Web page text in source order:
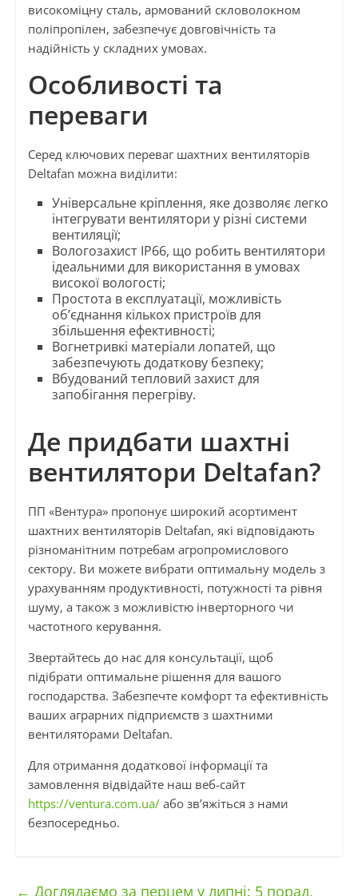
високоміцну сталь, армований скловолокном
поліпропілен, забезпечує довговічність та
надійність у складних умовах.
Особливості та
переваги
Серед ключових переваг шахтних вентиляторів
Deltafan можна виділити:
Універсальне кріплення, яке дозволяє легко
інтегрувати вентилятори у різні системи
вентиляції;
Вологозахист IP66, що робить вентилятори
ідеальними для використання в умовах
високої вологості;
Простота в експлуатації, можливість
об’єднання кількох пристроїв для
збільшення ефективності;
Вогнетривкі матеріали лопатей, що
забезпечують додаткову безпеку;
Вбудований тепловий захист для
запобігання перегріву.
Де придбати шахтні
вентилятори Deltafan?
ПП «Вентура» пропонує широкий асортимент
шахтних вентиляторів Deltafan, які відповідають
різноманітним потребам агропромислового
сектору. Ви можете вибрати оптимальну модель з
урахуванням продуктивності, потужності та рівня
шуму, а також з можливістю інверторного чи
частотного керування.
Звертайтесь до нас для консультації, щоб
підібрати оптимальне рішення для вашого
господарства. Забезпечте комфорт та ефективність
ваших аграрних підприємств з шахтними
вентиляторами Deltafan.
Для отримання додаткової інформації та
замовлення відвідайте наш веб-сайт
https://ventura.com.ua/або зв’яжіться з нами
безпосередньо.
← Доглядаємо за перцем у липні: 5 порад,